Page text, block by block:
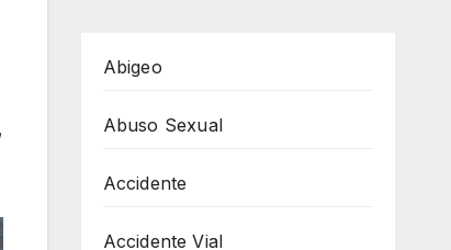
Abigeo
Abuso Sexual
Accidente
Accidente Vial